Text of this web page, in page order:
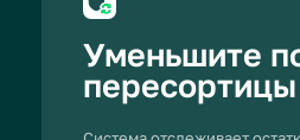
Благодаря автоматическому учету и
пополнить запасы.